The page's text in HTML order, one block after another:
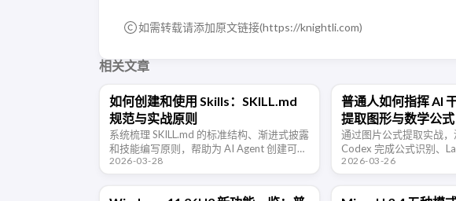
如需转载请添加原文链接(https://knightli.com)
相关文章
如何创建和使用 Skills：SKILL.md
规范与实战原则
系统梳理 SKILL.md 的标准结构、渐进式披露
和技能编写原则，帮助为 AI Agent 创建可维
护、可复用的工作流说明。
2026-03-28
普通人如何指挥 AI
提取图形与数学公式
通过图片公式提取实战
Codex 完成公式识别、
剪关联，并总结提示词协
2026-03-26